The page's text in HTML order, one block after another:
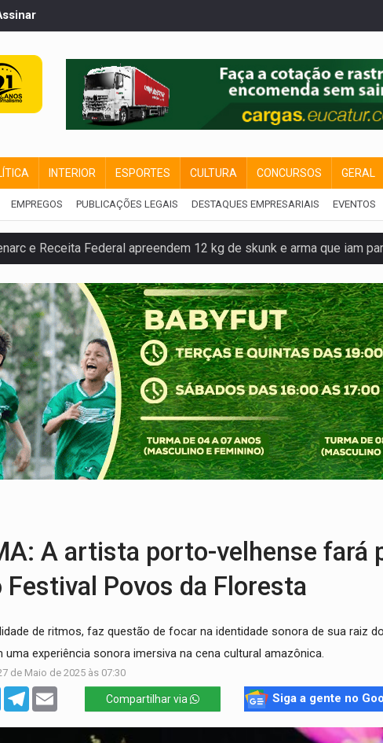
INTERIOR ESPORTES CULTURA CONCURSOS GERAL
EMPREGOS PUBLICAÇÕES LEGAIS DESTAQUES EMPRESARIAIS EVENTOS
e Receita Federal apreendem 12 kg de skunk e arma que iam
DA PC:Membros do CV são presos com armas e drogas após
GRATUITA:Espetáculo As Marias Somos Nós será apresentado na
são presos após furto de motocicleta em frente de academia
Cerejeiras completa 43 anos de emancipação com
desmente boato sobre presença de plástico ou petróleo em
fogem de residência e atacam casal de idosos na zona Leste
Forças policiais apreendem cerca de 1kg de ouro em
A artista porto-velhense fará
Festival Povos da Floresta
de ritmos, faz questão de focar na identidade sonora de sua raiz
experiência sonora imersiva na cena cultural amazônica.
de Maio de 2025 às 07:30
TwitterTelegram Compartilhar via Siga a gente no